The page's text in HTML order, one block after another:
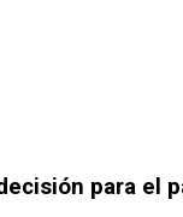
para el